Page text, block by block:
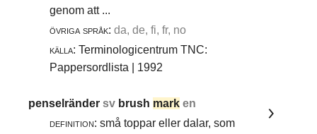
genom att ...
övriga språk: da, de, fi, fr, no
källa: Terminologicentrum TNC:
Pappersordlista | 1992
penselrändersv brush mark en
definition: små toppar eller dalar, som